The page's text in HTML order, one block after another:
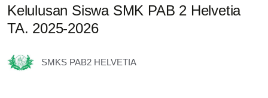
Kelulusan Siswa SMK PAB 2 Helvetia
TA. 2025-2026
SMKS PAB2 HELVETIA